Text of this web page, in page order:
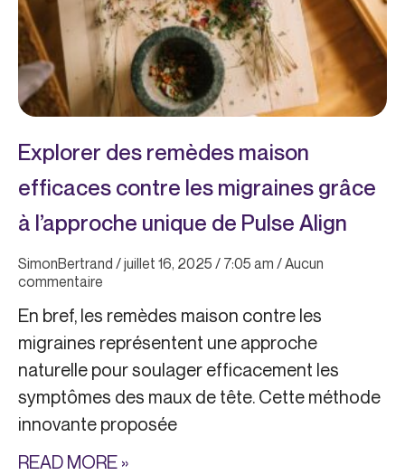
Explorer des remèdes maison
efficaces contre les migraines grâce
à l’approche unique de Pulse Align
SimonBertrand juillet 16, 2025 7:05 am
Aucun
commentaire
En bref, les remèdes maison contre les
migraines représentent une approche
naturelle pour soulager efficacement les
symptômes des maux de tête. Cette méthode
innovante proposée
READ MORE »